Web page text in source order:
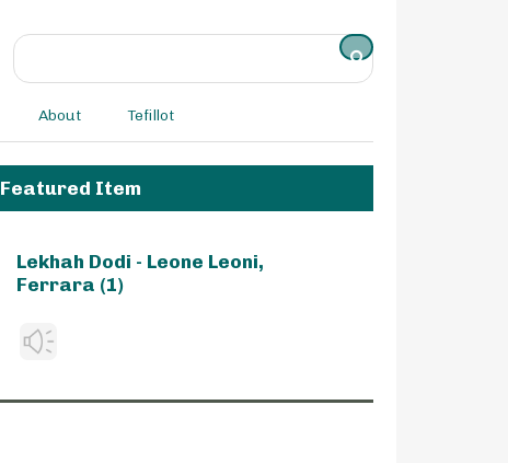
About Tefillot
Featured Item
Lekhah Dodi - Leone Leoni,
Ferrara (1)